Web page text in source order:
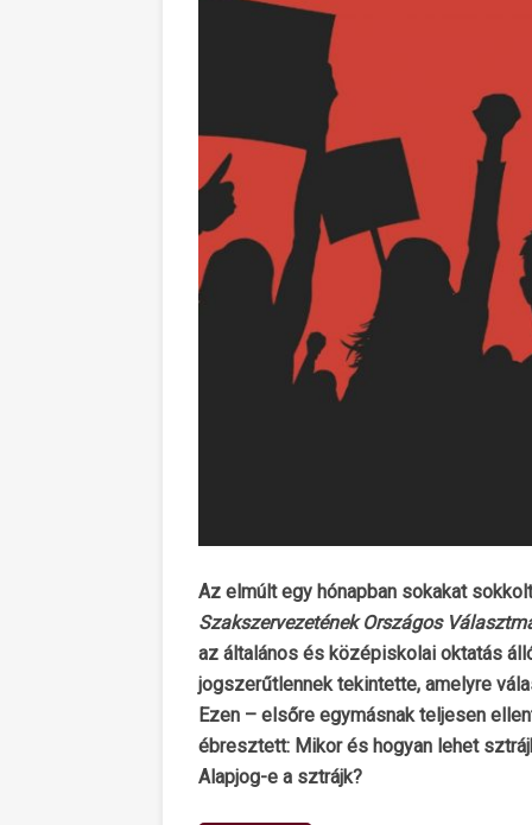
Az elmúlt egy hónapban sokakat
Szakszervezetének Országos
az általános és középiskolai oktatás
jogszerűtlennek tekintette, amelyre
Ezen – elsőre egymásnak teljesen
ébresztett: Mikor és hogyan lehet
Alapjog-e a sztrájk?